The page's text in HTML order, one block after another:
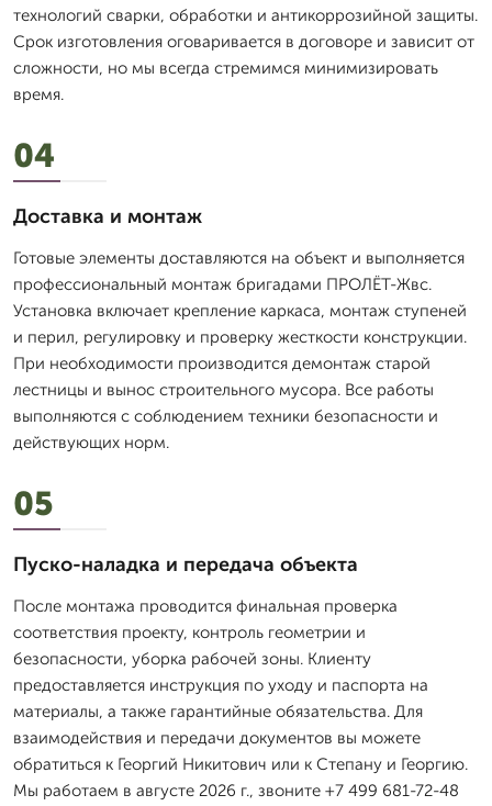
технологий сварки, обработки и антикоррозийной защиты.
Срок изготовления оговаривается в договоре и зависит от
сложности, но мы всегда стремимся минимизировать
время.
04
Доставка и монтаж
Готовые элементы доставляются на объект и выполняется
профессиональный монтаж бригадами ПРОЛЁТ-Жвс.
Установка включает крепление каркаса, монтаж ступеней
и перил, регулировку и проверку жесткости конструкции.
При необходимости производится демонтаж старой
лестницы и вынос строительного мусора. Все работы
выполняются с соблюдением техники безопасности и
действующих норм.
05
Пуско-наладка и передача объекта
После монтажа проводится финальная проверка
соответствия проекту, контроль геометрии и
безопасности, уборка рабочей зоны. Клиенту
предоставляется инструкция по уходу и паспорта на
материалы, а также гарантийные обязательства. Для
взаимодействия и передачи документов вы можете
обратиться к Георгий Никитович или к Степану и Георгию.
Мы работаем в августе 2026 г., звоните +7 499 681-72-48